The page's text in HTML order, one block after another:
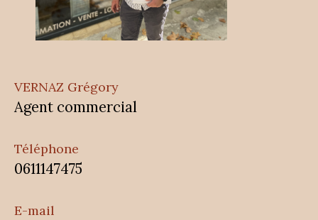
VERNAZ Grégory
Agent commercial
Téléphone
0611147475
E-mail